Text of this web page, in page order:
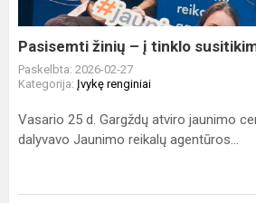
Pasisemti žinių – į tinklo
Paskelbta: 2026-02-27
Kategorija: Įvykę renginiai
Vasario 25 d. Gargždų atviro jaunimo
dalyvavo Jaunimo reikalų agentūros...